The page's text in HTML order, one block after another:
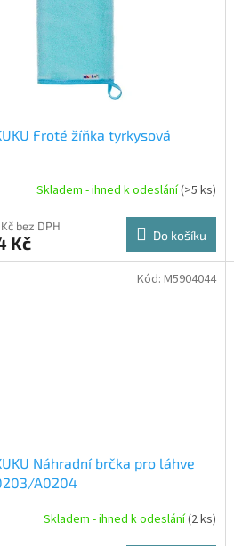
Froté žíňka tyrkysová
Skladem - ihned k odeslání(>5 ks)
bez DPH
Kč Do košíku
Náhradní brčka pro láhve
A0204
Skladem - ihned k odeslání(2 ks)
Kód: M5904044